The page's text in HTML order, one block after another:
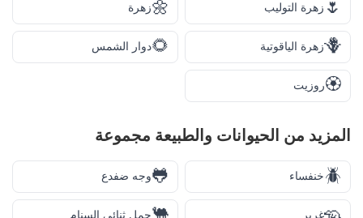
🌷 زهرة التوليب 🌼زهرة
🪻زهرة الياقوتية 🌻دوار الشمس
🏵️روزيت
المزيد من الحيوانات والطبيعة مجموعة
🪲خنفساء 🐸وجه ضفدع
غرير جمل ثنائي السنام